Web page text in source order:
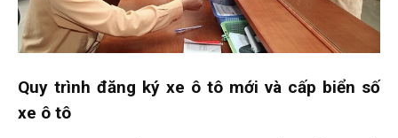
Quy trình đăng ký xe ô tô mới và cấp biển số
xe ô tô